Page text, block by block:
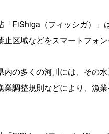
「FiShiga（フィッシガ）」
止区域などをスマートフォ
内の多くの河川には、その
業調整規則などにより、漁